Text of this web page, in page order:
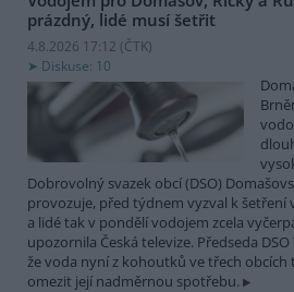
prázdný, lidé musí šetřit
4.8.2026 17:12 (ČTK)
Diskuse: 10
Dobrovolný svazek obcí (DSO)
provozuje, před týdnem vyzval k šetření
a lidé tak v pondělí vodojem zcela
upozornila Česká televize. Předseda
že voda nyní z kohoutků ve třech obcích
omezit její nadměrnou spotřebu.